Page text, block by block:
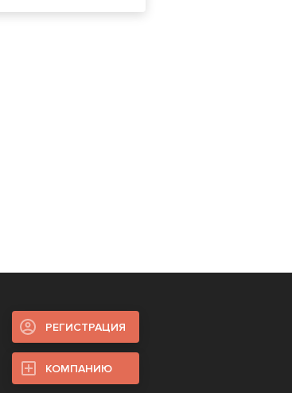
РЕГИСТРАЦИЯ
КОМПАНИЮ